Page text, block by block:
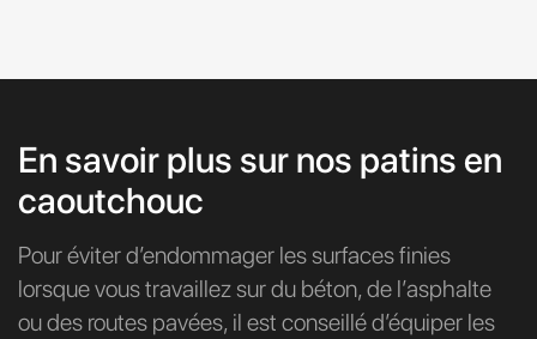
En savoir plus sur nos patins en
caoutchouc
Pour éviter d’endommager les surfaces finies
lorsque vous travaillez sur du béton, de l’asphalte
ou des routes pavées, il est conseillé d’équiper les